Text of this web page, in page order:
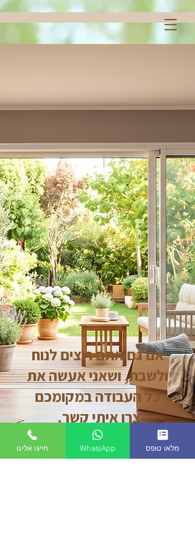
אם גם אתם רוצים לנוח
ולשבת, ושאני אעשה את
כל העבודה במקומכם
צרו איתי קשר.
חייגו אלינו WhatsApp מלאו טופס